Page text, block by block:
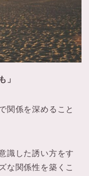
」
関係を深めること
識した誘い方をす
な関係性を築くこ